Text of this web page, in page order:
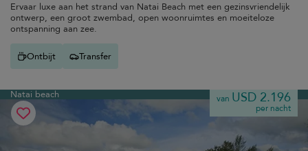
Ervaar luxe aan het strand van Natai Beach met een gezinsvriendelijk
ontwerp, een groot zwembad, open woonruimtes en moeiteloze
ontspanning aan zee.
Ontbijt Transfer
Natai beach van USD 2.196
per nacht